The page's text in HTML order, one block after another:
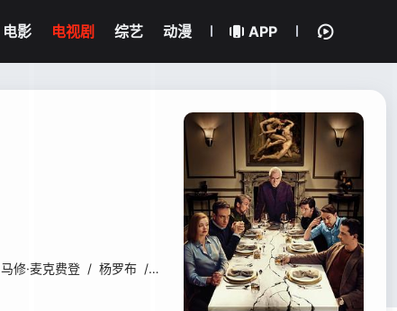
电影 电视剧 综艺 动漫 APP
马修·麦克费登 / 杨罗布 / 吉恩·史密斯-卡梅隆 / 贾斯汀·卢佩